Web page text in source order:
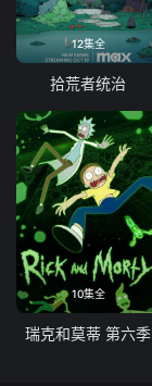
12集全
拾荒者统治
10集全
瑞克和莫蒂 第六季